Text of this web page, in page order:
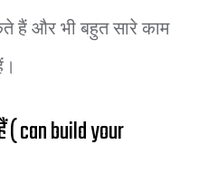
हैं और भी बहुत सारे काम
build your